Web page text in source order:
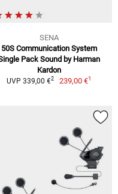
SENA
50S Communication System
Pack Sound by Harman
Kardon
UVP 339,00 €2 239,00 €1